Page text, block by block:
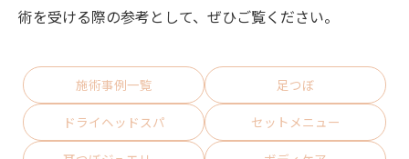
術を受ける際の参考として、ぜひご覧ください。
施術事例一覧 足つぼ
ドライヘッドスパ セットメニュー